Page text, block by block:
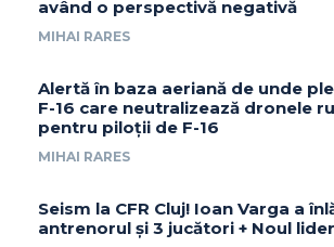
având o perspectivă negativă
MIHAI RARES
Alertă în baza aeriană de unde
F-16 care neutralizează dronele
pentru piloții de F-16
MIHAI RARES
Seism la CFR Cluj! Ioan Varga a
antrenorul și 3 jucători + Noul